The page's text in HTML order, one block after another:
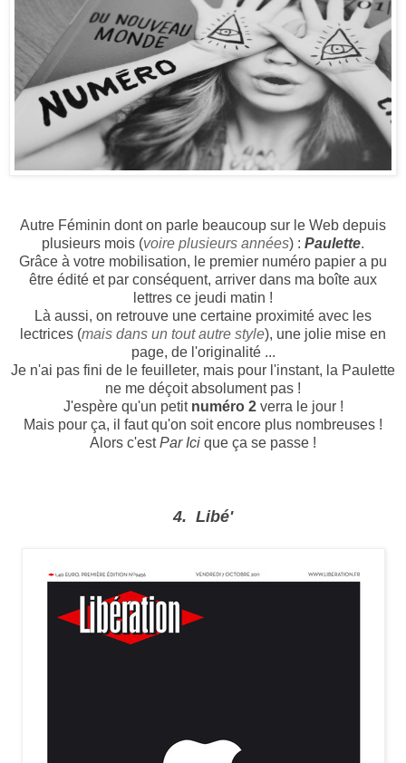
Autre Féminin dont on parle beaucoup sur le Web depuis
plusieurs mois (voire plusieurs années) : Paulette.
Grâce à votre mobilisation, le premier numéro papier a pu
être édité et par conséquent, arriver dans ma boîte aux
lettres ce jeudi matin !
Là aussi, on retrouve une certaine proximité avec les
lectrices (mais dans un tout autre style), une jolie mise en
page, de l'originalité ...
Je n'ai pas fini de le feuilleter, mais pour l'instant, la Paulette
ne me déçoit absolument pas !
J'espère qu'un petit numéro 2verra le jour !
Mais pour ça, il faut qu'on soit encore plus nombreuses !
Alors c'estPar Ici que ça se passe !
4. Libé'